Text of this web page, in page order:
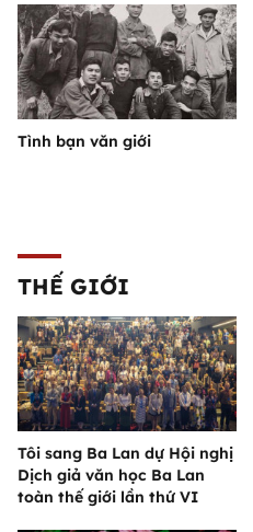
Tình bạn văn giới
THẾ GIỚI
Tôi sang Ba Lan dự Hội nghị
Dịch giả văn học Ba Lan
toàn thế giới lần thứ VI